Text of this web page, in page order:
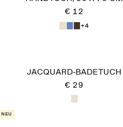
€ 12
+4
JACQUARD-BADETUCH
€ 29
Neu